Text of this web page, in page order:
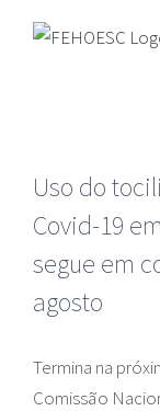
Uso do
Covid-19
segue em
agosto
Termina na
Comissão